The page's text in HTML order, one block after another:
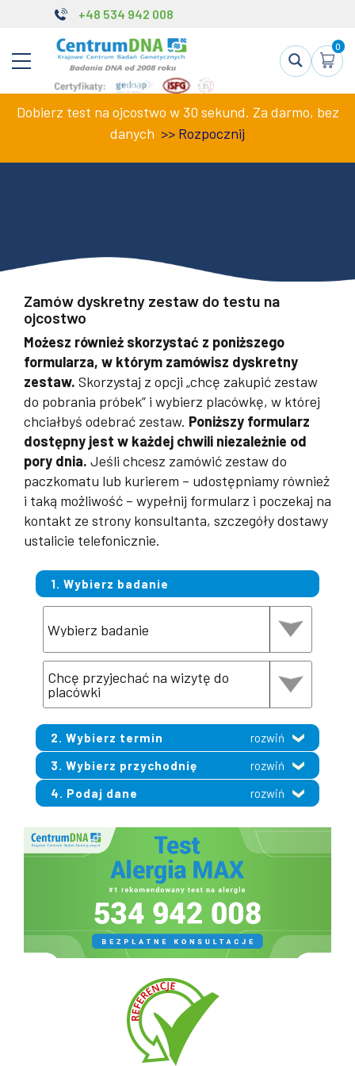
+48 534 942 008
0
Dobierz test na ojcostwo w 30 sekund. Za darmo, bez
danych >> Rozpocznij
Zamów dyskretny zestaw do testu na
ojcostwo
Możesz również skorzystać z poniższego
formularza, w którym zamówisz dyskretny
zestaw. Skorzystaj z opcji „chcę zakupić zestaw
do pobrania próbek” i wybierz placówkę, w której
chciałbyś odebrać zestaw. Poniższy formularz
dostępny jest w każdej chwili niezależnie od
pory dnia. Jeśli chcesz zamówić zestaw do
paczkomatu lub kurierem – udostępniamy również
i taką możliwość – wypełnij formularz i poczekaj na
kontakt ze strony konsultanta, szczegóły dostawy
ustalicie telefonicznie.
1. Wybierz badanie
2. Wybierz termin
rozwiń
3. Wybierz przychodnię
rozwiń
4. Podaj dane
rozwiń